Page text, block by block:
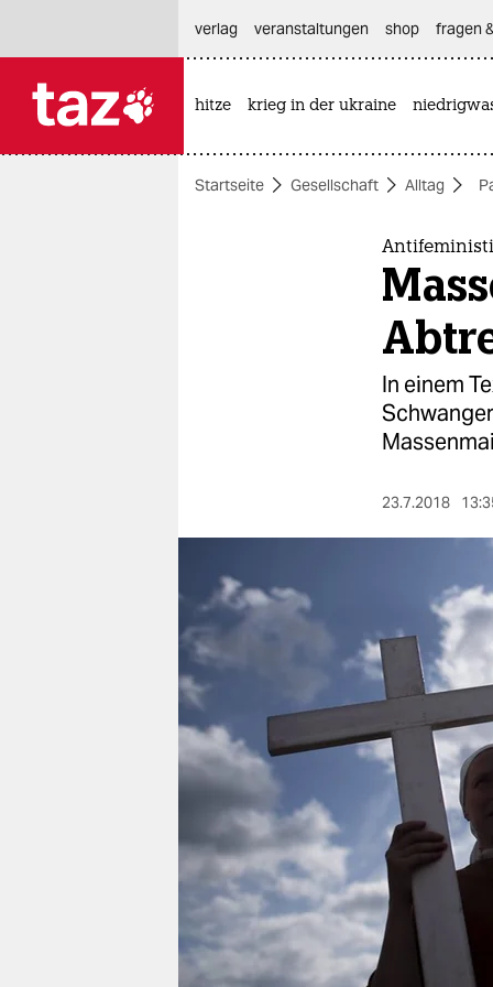
themen
nord
wahrheit
verlag
verlag
veranstaltungen
shop
fragen & hilfe
unterstützen
abo
genossenschaft
verlag
veranstaltungen shop fragen
hitze krieg in der ukraine
Startseite Gesellschaft Alltag
In einem
23.7.2018